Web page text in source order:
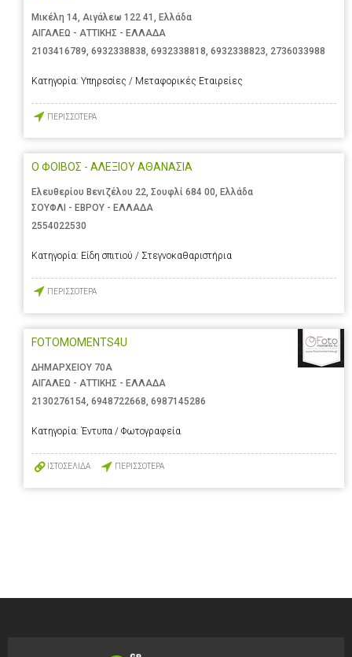
Μικέλη 14, Αιγάλεω 122 41, Ελλάδα
ΑΙΓΑΛΕΩ - ΑΤΤΙΚΗΣ - ΕΛΛΑΔΑ
2103416789, 6932338838, 6932338818, 6932338823, 2736033988
Κατηγορία: Υπηρεσίες / Μεταφορικές Εταιρείες
ΠΕΡΙΣΣΟΤΕΡΑ
Ο ΦΟΙΒΟΣ - ΑΛΕΞΙΟΥ ΑΘΑΝΑΣΙΑ
Ελευθερίου Βενιζέλου 22, Σουφλί 684 00, Ελλάδα
ΣΟΥΦΛΙ - ΕΒΡΟΥ - ΕΛΛΑΔΑ
2554022530
Κατηγορία: Είδη σπιτιού / Στεγνοκαθαριστήρια
ΠΕΡΙΣΣΟΤΕΡΑ
FOTOMOMENTS4U
ΔΗΜΑΡΧΕΙΟΥ 70Α
ΑΙΓΑΛΕΩ - ΑΤΤΙΚΗΣ - ΕΛΛΑΔΑ
2130276154 6948722668 6987145286
Κατηγορία: Έντυπα / Φωτογραφεία
ΙΣΤΟΣΕΛΙΔΑ ΠΕΡΙΣΣΟΤΕΡΑ